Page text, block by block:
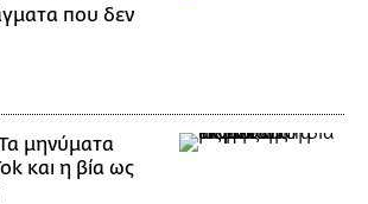
που δεν
μηνύματα
και η βία ως